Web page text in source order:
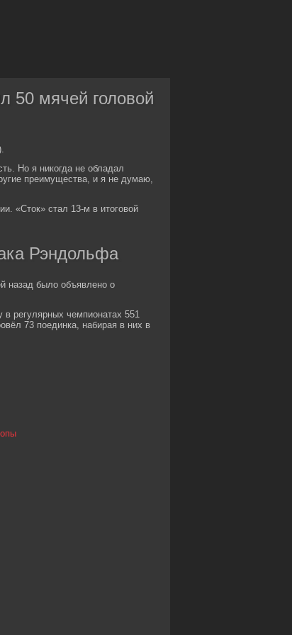
50 мячей головой
Но я никогда не обладал
преимущества, и я не думаю,
«Сток» стал 13-м в итоговой
Рэндольфа
назад было объявлено о
регулярных чемпионатах 551
73 поединка, набирая в них в